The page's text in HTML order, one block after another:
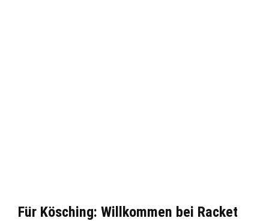
Für Kösching: Willkommen bei Racket